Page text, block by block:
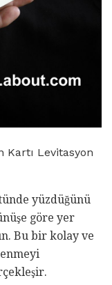
Kartı Levitasyon
yüzdüğünü
göre yer
Bu bir kolay ve